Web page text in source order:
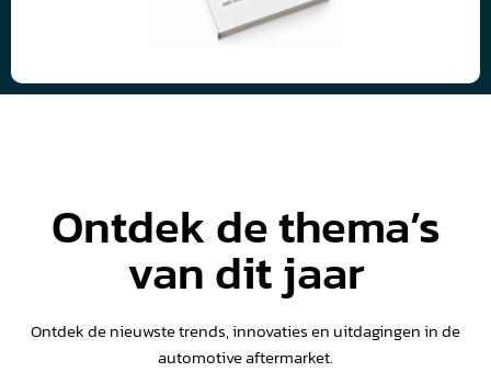
Ontdek de thema’s
van dit jaar
Ontdek de nieuwste trends, innovaties en uitdagingen in de
automotive aftermarket.